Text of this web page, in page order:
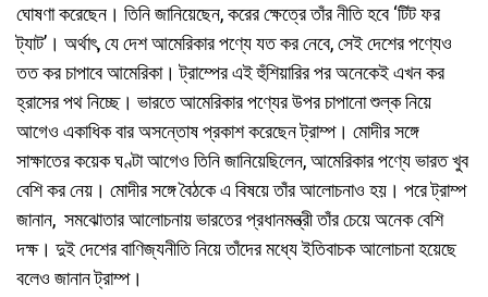
ঘোষণা করেছেন। তিনি জানিয়েছেন, করের ক্ষেত্রে তাঁর নীতি হবে ‘টিট ফর
ট্যাট’। অর্থাৎ, যে দেশ আমেরিকার পণ্যে যত কর নেবে, সেই দেশের পণ্যেও
তত কর চাপাবে আমেরিকা। ট্রাম্পের এই হুঁশিয়ারির পর অনেকেই এখন কর
হ্রাসের পথ নিচ্ছে। ভারতে আমেরিকার পণ্যের উপর চাপানো শুল্ক নিয়ে
আগেও একাধিক বার অসন্তোষ প্রকাশ করেছেন ট্রাম্প। মোদীর সঙ্গে
সাক্ষাতের কয়েক ঘণ্টা আগেও তিনি জানিয়েছিলেন, আমেরিকার পণ্যে ভারত খুব
বেশি কর নেয়। মোদীর সঙ্গে বৈঠকে এ বিষয়ে তাঁর আলোচনাও হয়। পরে ট্রাম্প
জানান, সমঝোতার আলোচনায় ভারতের প্রধানমন্ত্রী তাঁর চেয়ে অনেক বেশি
দক্ষ। দুই দেশের বাণিজ্যনীতি নিয়ে তাঁদের মধ্যে ইতিবাচক আলোচনা হয়েছে
বলেও জানান ট্রাম্প।